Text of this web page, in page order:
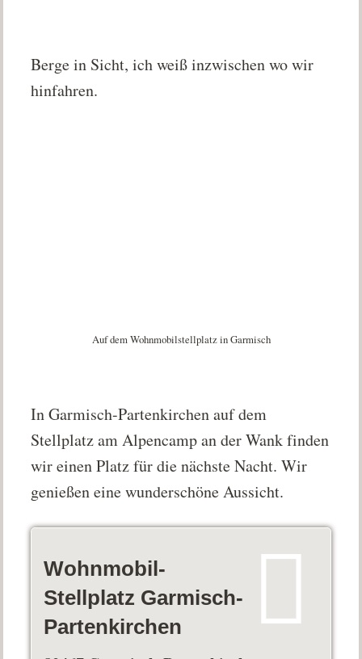
Berge in Sicht, ich weiß inzwischen wo wir
hinfahren.
Auf dem Wohnmobilstellplatz in Garmisch
In Garmisch-Partenkirchen auf dem
Stellplatz am Alpencamp an der Wank finden
wir einen Platz für die nächste Nacht. Wir
genießen eine wunderschöne Aussicht.
Wohnmobil-
Stellplatz Garmisch-
Partenkirchen